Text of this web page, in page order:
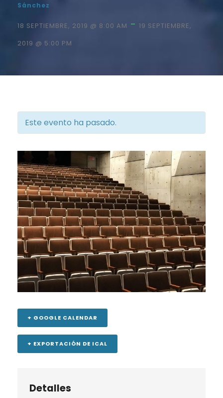
Sánchez
18 SEPTIEMBRE, 2019 @ 8:00 AM - 19 SEPTIEMBRE,
2019 @ 5:00 PM
Este evento ha pasado.
+ GOOGLE CALENDAR
+ EXPORTACIÓN DE ICAL
Detalles